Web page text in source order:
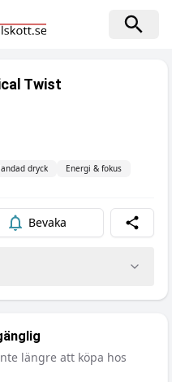
Twist
dryck
Energi & fokus
Bevaka Dela
längre att köpa hos